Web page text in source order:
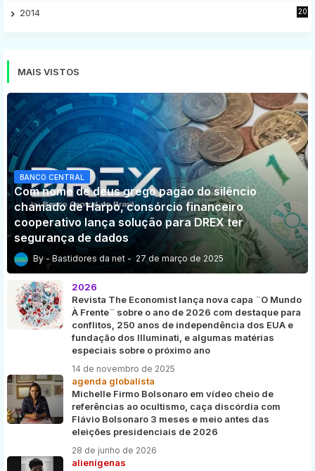
2014
20
MAIS VISTOS
BANCO CENTRAL
Com nome de deus grego pagão do silêncio
chamado de Harpo, consórcio financeiro
cooperativo lança solução para DREX ter
segurança de dados
Bastidores da net 27 de março de 2025
2026
Revista The Economist lança nova capa ¨O Mundo
À Frente¨ sobre o ano de 2026 com destaque para
conflitos, 250 anos de independência dos EUA e
fundação dos Illuminati, e algumas matérias
especiais sobre o próximo ano
14 de novembro de 2025
agenda globalista
Michelle Firmo Bolsonaro em vídeo cheio de
referências ao ocultismo, caça discórdia com
Flávio Bolsonaro 3 meses e meio antes das
eleições presidenciais de 2026
28 de junho de 2026
alienígenas